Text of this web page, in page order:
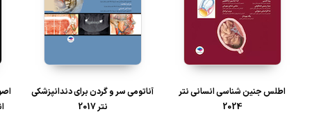
اطلس جنین شناسی انسانی نتر
2024
آناتومی سر و گردن برای دندانپزشکی
نتر 2017